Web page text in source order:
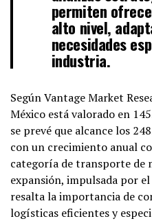
permiten
alto nivel,
necesidades
industria.
Según Vantage Market
México está valorado en
se prevé que alcance los
con un crecimiento anual
categoría de transporte de
expansión, impulsada por
resalta la importancia de
logísticas eficientes y